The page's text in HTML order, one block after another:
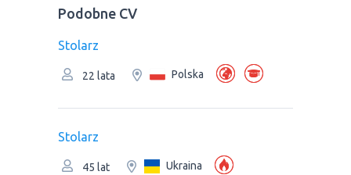
Podobne CV
Stolarz
22 lata Polska
Stolarz
45 lat Ukraina